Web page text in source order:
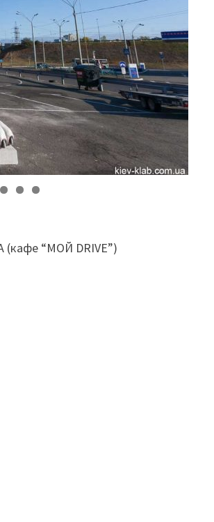
2 3 4
(кафе “МОЙ DRIVE”)